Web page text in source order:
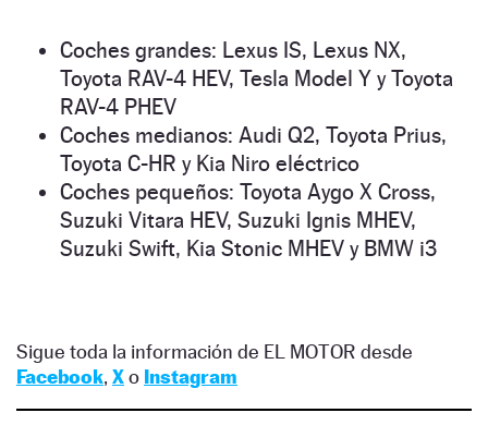
Coches grandes: Lexus IS, Lexus NX,
Toyota RAV-4 HEV, Tesla Model Y y Toyota
RAV-4 PHEV
Coches medianos: Audi Q2, Toyota Prius,
Toyota C-HR y Kia Niro eléctrico
Coches pequeños: Toyota Aygo X Cross,
Suzuki Vitara HEV, Suzuki Ignis MHEV,
Suzuki Swift, Kia Stonic MHEV y BMW i3
Sigue toda la información de EL MOTOR desde
Facebook, Xo Instagram